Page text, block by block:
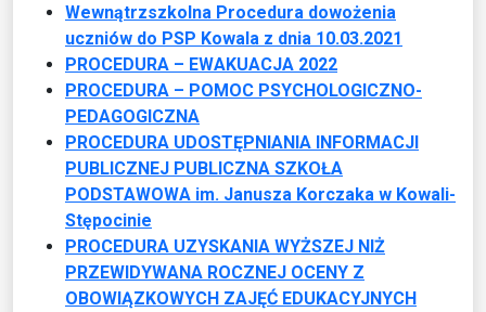
Wewnątrzszkolna Procedura dowożenia
uczniów do PSP Kowala z dnia 10.03.2021
PROCEDURA – EWAKUACJA 2022
PROCEDURA – POMOC PSYCHOLOGICZNO-
PEDAGOGICZNA
PROCEDURA UDOSTĘPNIANIA INFORMACJI
PUBLICZNEJ PUBLICZNA SZKOŁA
PODSTAWOWA im. Janusza Korczaka w Kowali-
Stępocinie
PROCEDURA UZYSKANIA WYŻSZEJ NIŻ
PRZEWIDYWANA ROCZNEJ OCENY Z
OBOWIĄZKOWYCH ZAJĘĆ EDUKACYJNYCH